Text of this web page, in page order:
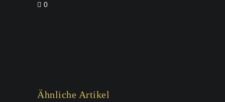
0
Ähnliche Artikel